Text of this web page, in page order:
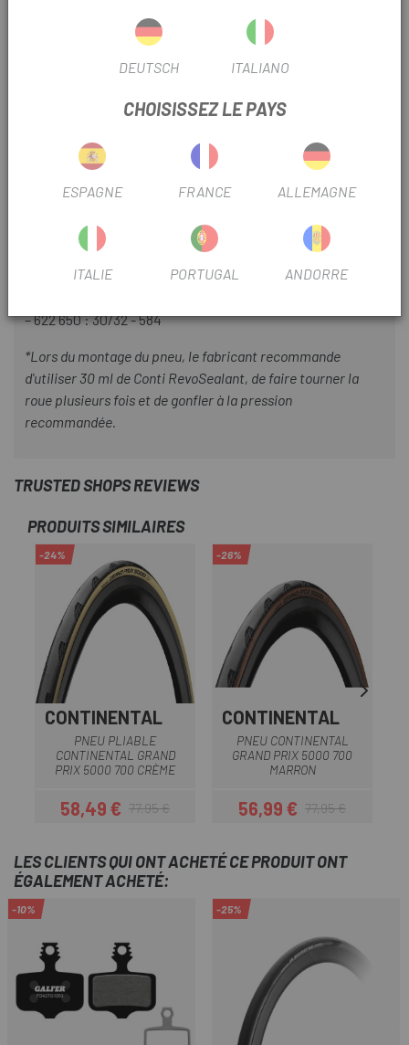
650x30B : 280 g
- TPI : 220 fils par pouce
- ETRTO : 700 : 25/28/30/32
– 622 650 : 30/32 - 584
*Lors du montage du pneu, le fabricant recommande
d'utiliser 30 ml de Conti RevoSealant, de faire tourner la
roue plusieurs fois et de gonfler à la pression
recommandée.
TRUSTED SHOPS REVIEWS
PRODUITS SIMILAIRES
-24%
CONTINENTAL
PNEU PLIABLE
CONTINENTAL GRAND
PRIX 5000 700 CRÈME
Prix
58,49 €Prix habituel
77,95 €
-26%
CONTINENTAL
PNEU CONTINENTAL
GRAND PRIX 5000 700
MARRON
Prix
56,99 €Prix habituel
77,95 €
LES CLIENTS QUI ONT ACHETÉ CE PRODUIT ONT
ÉGALEMENT ACHETÉ:
-10% -25%
DEUTSCH ITALIANO
CHOISISSEZ LE PAYS
ESPAGNE FRANCE ALLEMAGNE
ITALIE PORTUGAL ANDORRE